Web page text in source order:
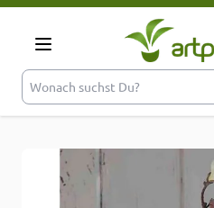
Zum Inhalt springen